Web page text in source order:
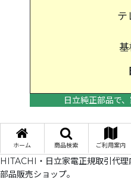
テ
基
日立純正部品で
ホーム 商品検索 ご利用案内
HITACHI・日立家電正規取引代
部品販売ショップ。